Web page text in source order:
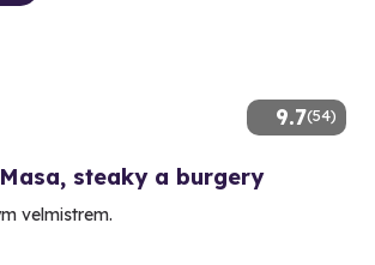
9.7(54)
steaky a burgery
velmistrem.